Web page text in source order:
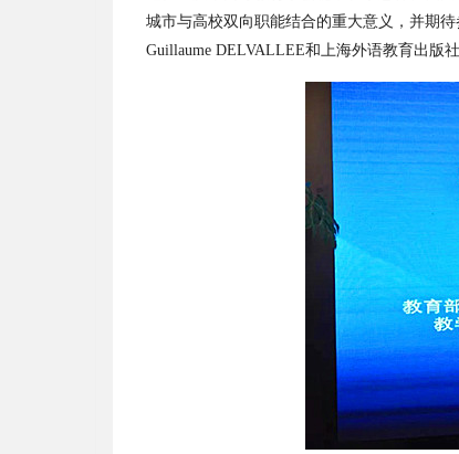
城市与高校双向职能结合的重大意义，并期
Guillaume DELVALLEE和上海外语教育出版